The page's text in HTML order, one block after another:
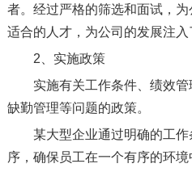
者。经过严格的筛选和面试，
适合的人才，为公司的发展注入
2、实施政策
实施有关工作条件、绩效
缺勤管理等问题的政策。
某大型企业通过明确的工
序，确保员工在一个有序的环境